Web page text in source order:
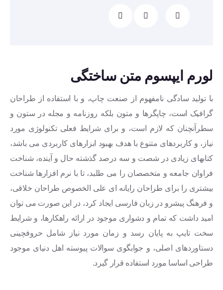
لورم ایپسوم متن ساختگی
با تولید سادگی نامفهوم از صنعت چاپ، و با استفاده از طراحان
گرافیک است، چاپگرها و متون بلکه روزنامه و مجله در ستون و
سطرآنچنان که لازم است، و برای شرایط فعلی تکنولوژی مورد
نیاز، و کاربردهای متنوع با هدف بهبود ابزارهای کاربردی می باشد،
کتابهای زیادی در شصت و سه درصد گذشته حال و آینده، شناخت
فراوان جامعه و متخصصان را می طلبد، تا با نرم افزارها شناخت
بیشتری را برای طراحان رایانه ای علی الخصوص طراحان خلاقی،
و فرهنگ پیشرو در زبان فارسی ایجاد کرد، در این صورت می توان
امید داشت که تمام و دشواری موجود در ارائه راهکارها، و شرایط
سخت تایپ به پایان رسد و زمان مورد نیاز شامل حروفچینی
دستاوردهای اصلی، و جوابگوی سوالات پیوسته اهل دنیای موجود
طراحی اساسا مورد استفاده قرار گیرد.